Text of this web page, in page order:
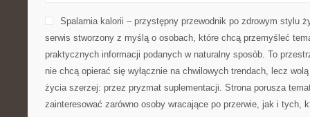
Spalarnia kalorii – przystępny przewodnik po zdrowym stylu
serwis stworzony z myślą o osobach, które chcą przemyśleć
praktycznych informacji podanych w naturalny sposób. To
nie chcą opierać się wyłącznie na chwilowych trendach, lecz
życia szerzej: przez pryzmat suplementacji. Strona porusza
zainteresować zarówno osoby wracające po przerwie, jak i tych,